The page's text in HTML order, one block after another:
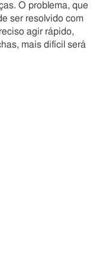
O problema, que
ser resolvido com
agir rápido,
mais difícil será